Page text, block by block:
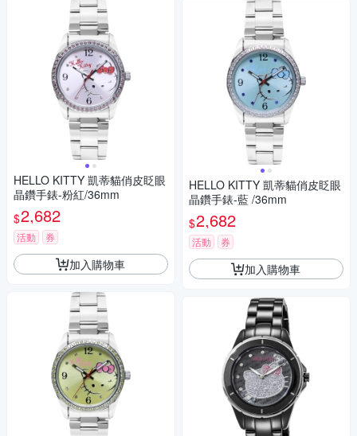
HELLO KITTY 凱蒂貓俏皮眨眼
晶鑽手錶-粉紅/36mm
$2,682
活動 券
加入購物車
HELLO KITTY 凱蒂貓俏皮眨眼
晶鑽手錶-藍 /36mm
$2,682
活動 券
加入購物車